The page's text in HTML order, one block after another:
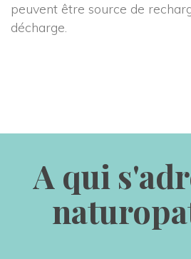
peuvent être source de
décharge.
A qui